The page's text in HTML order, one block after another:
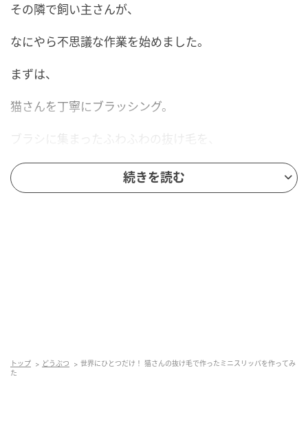
その隣で飼い主さんが、
なにやら不思議な作業を始めました。
まずは、
猫さんを丁寧にブラッシング。
ブラシに集まったふわふわの抜け毛を、
きれいに集めていきます。
猫さんのおてての大きさを紙に写し、
続きを読む
トップ どうぶつ
世界にひとつだけ！ 猫さんの抜け毛で作ったミニスリッパを作ってみ
た